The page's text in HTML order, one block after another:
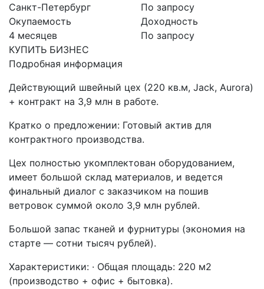
Санкт-Петербург
Окупаемость
4 месяцев
КУПИТЬ БИЗНЕС
По запросу
Доходность
По запросу
Подробная информация
Действующий швейный цех (220 кв.м, Jack, Aurora)
+ контракт на 3,9 млн в работе.
Кратко о предложении: Готовый актив для
контрактного производства.
Цех полностью укомплектован оборудованием,
имеет большой склад материалов, и ведется
финальный диалог с заказчиком на пошив
ветровок суммой около 3,9 млн рублей.
Большой запас тканей и фурнитуры (экономия на
старте — сотни тысяч рублей).
Характеристики: · Общая площадь: 220 м2
(производство + офис + бытовка).